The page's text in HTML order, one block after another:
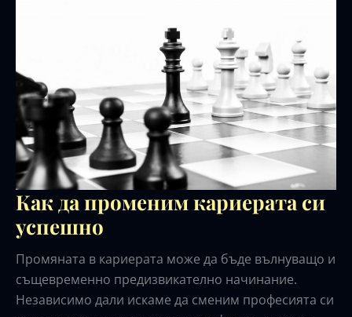
Как да променим кариерата си
успешно
Промяната в кариерата може да бъде вълнуващо и
същевременно предизвикателно начинание.
Независимо дали искаме да сменим професията си